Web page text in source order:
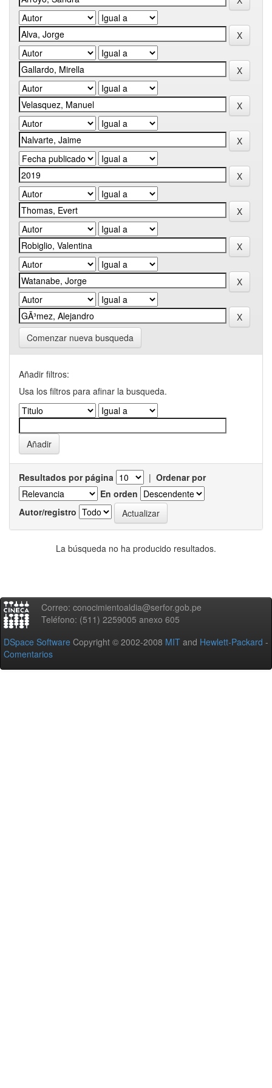
Comenzar nueva busqueda
Añadir filtros:
Usa los filtros para afinar la busqueda.
Resultados por página | Ordenar por
En orden
Autor/registro
La búsqueda no ha producido resultados.
Correo: conocimientoaldia@serfor.gob.pe
Teléfono: (511) 2259005 anexo 605
DSpace Software Copyright © 2002-2008 MIT and Hewlett-Packard -
Comentarios